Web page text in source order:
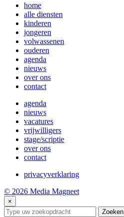
home
alle diensten
kinderen
jongeren
volwassenen
ouderen
agenda
nieuws
over ons
contact
agenda
nieuws
vacatures
vrijwilligers
stage/scriptie
over ons
contact
privacyverklaring
© 2026 Media Magneet
×
Zoeken